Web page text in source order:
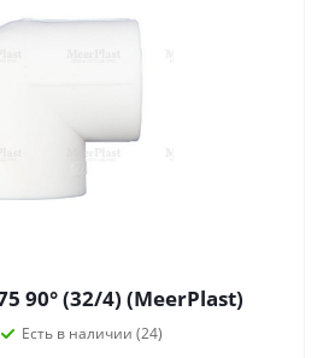
90° (32/4) (MeerPlast)
Есть в наличии (24)